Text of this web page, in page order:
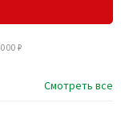
Смотреть все
₽